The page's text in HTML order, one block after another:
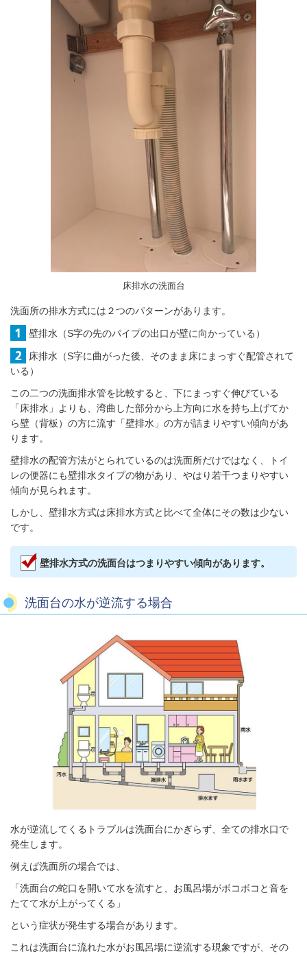
床排水の洗面台
洗面所の排水方式には２つのパターンがあります。
壁排水（S字の先のパイプの出口が壁に向かっている）
床排水（S字に曲がった後、そのまま床にまっすぐ配管されて
いる）
この二つの洗面排水管を比較すると、下にまっすぐ伸びている
「床排水」よりも、湾曲した部分から上方向に水を持ち上げてか
ら壁（背板）の方に流す「壁排水」の方が詰まりやすい傾向があ
ります。
壁排水の配管方法がとられているのは洗面所だけではなく、トイ
レの便器にも壁排水タイプの物があり、やはり若干つまりやすい
傾向が見られます。
しかし、壁排水方式は床排水方式と比べて全体にその数は少ない
です。
壁排水方式の洗面台はつまりやすい傾向があります。
洗面台の水が逆流する場合
水が逆流してくるトラブルは洗面台にかぎらず、全ての排水口で
発生します。
例えば洗面所の場合では、
「洗面台の蛇口を開いて水を流すと、お風呂場がボコボコと音を
たてて水が上がってくる」
という症状が発生する場合があります。
これは洗面台に流れた水がお風呂場に逆流する現象ですが、その